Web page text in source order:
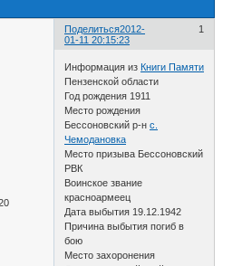
Поделиться 1
2012-
01-11 20:15:23
Информация из Книги Памяти
Пензенской области
Год рождения 1911
Место рождения
Бессоновский р-нс.
Чемодановка
Место призыва Бессоновский
РВК
Воинское звание
красноармеец
Дата выбытия 19.12.1942
Причина выбытия погиб в
бою
Место захоронения